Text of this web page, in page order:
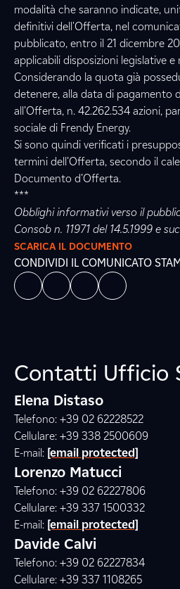
modalità che saranno indicate,
definitivi dell'Offerta, nel
pubblicato, entro il 21 dicembre
applicabili disposizioni legislative
Considerando la quota già
detenere, alla data di pagamento
all’Offerta, n. 42.262.534 azioni,
sociale di Frendy Energy.
Si sono quindi verificati i
termini dell’Offerta, secondo il
Documento d’Offerta.
***
Obblighi informativi verso il
Consob n. 11971 del 14.5.1999 e
SCARICA IL DOCUMENTO
CONDIVIDI IL COMUNICATO
Contatti Ufficio
Elena Distaso
Telefono: +39 02 62228522
Cellulare: +39 338 2500609
E-mail: [email protected]
Lorenzo Matucci
Telefono: +39 02 62227806
Cellulare: +39 337 1500332
E-mail: [email protected]
Davide Calvi
Telefono: +39 02 62227834
Cellulare: +39 337 1108265